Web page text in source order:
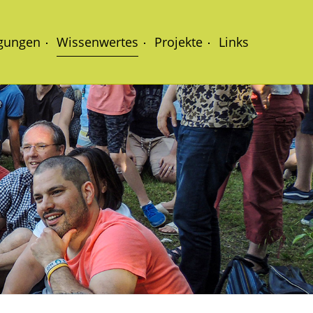
About us
Lorem ipsum dolor sit amet,
consectetuer adipiscing elit.
Aenean commodo ligula eget
dolor. Aenean massa. Cum sociis
natoque penatibus et magnis dis
parturient montes, nascetur
ridiculus mus. Donec quam felis,
ultricies nec.
Wissenwertes Projekte Links